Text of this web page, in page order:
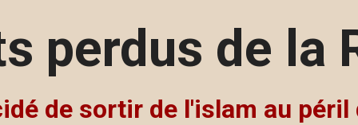
perdus de la
de sortir de l'islam au péril